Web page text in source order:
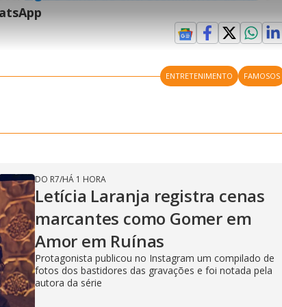
l
y
V
i
i
n
i
g
T
d
s i
n
P
i
u
r
e
e
n h
a
r
ENTRETENIMENTO FAMOSOS
DO R7/HÁ 1 HORA
Letícia Laranja registra cenas
marcantes como Gomer em
Amor em Ruínas
Protagonista publicou no Instagram um compilado de
fotos dos bastidores das gravações e foi notada pela
autora da série